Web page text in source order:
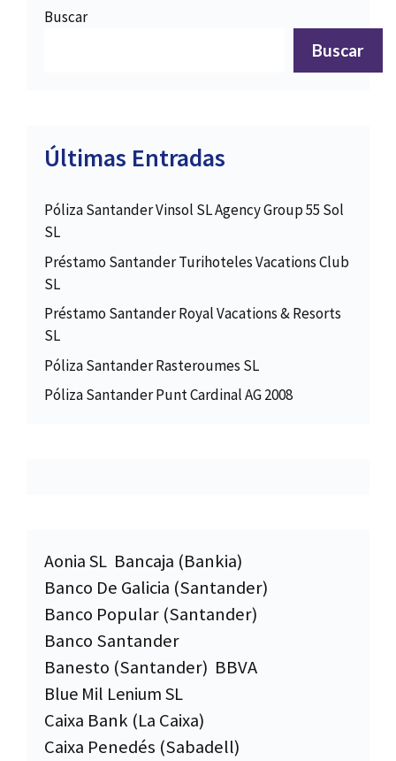
Buscar
Buscar
Últimas Entradas
Póliza Santander Vinsol SL Agency Group 55 Sol
SL
Préstamo Santander Turihoteles Vacations Club
SL
Préstamo Santander Royal Vacations & Resorts
SL
Póliza Santander Rasteroumes SL
Póliza Santander Punt Cardinal AG 2008
Aonia SL Bancaja (Bankia)
Banco De Galicia (Santander)
Banco Popular (Santander)
Banco Santander
Banesto (Santander) BBVA
Blue Mil Lenium SL
Caixa Bank (La Caixa)
Caixa Penedés (Sabadell)